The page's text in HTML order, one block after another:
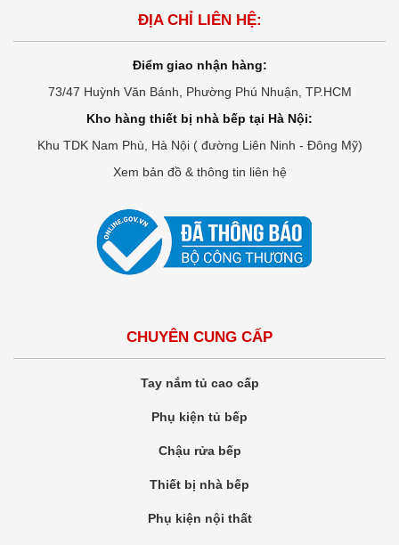
ĐỊA CHỈ LIÊN HỆ:
Điểm giao nhận hàng:
73/47 Huỳnh Văn Bánh, Phường Phú Nhuận, TP.HCM
Kho hàng thiết bị nhà bếp tại Hà Nội:
Khu TDK Nam Phù, Hà Nội ( đường Liên Ninh - Đông Mỹ)
Xem bản đồ & thông tin liên hệ
CHUYÊN CUNG CẤP
Tay nắm tủ cao cấp
Phụ kiện tủ bếp
Chậu rửa bếp
Thiết bị nhà bếp
Phụ kiện nội thất